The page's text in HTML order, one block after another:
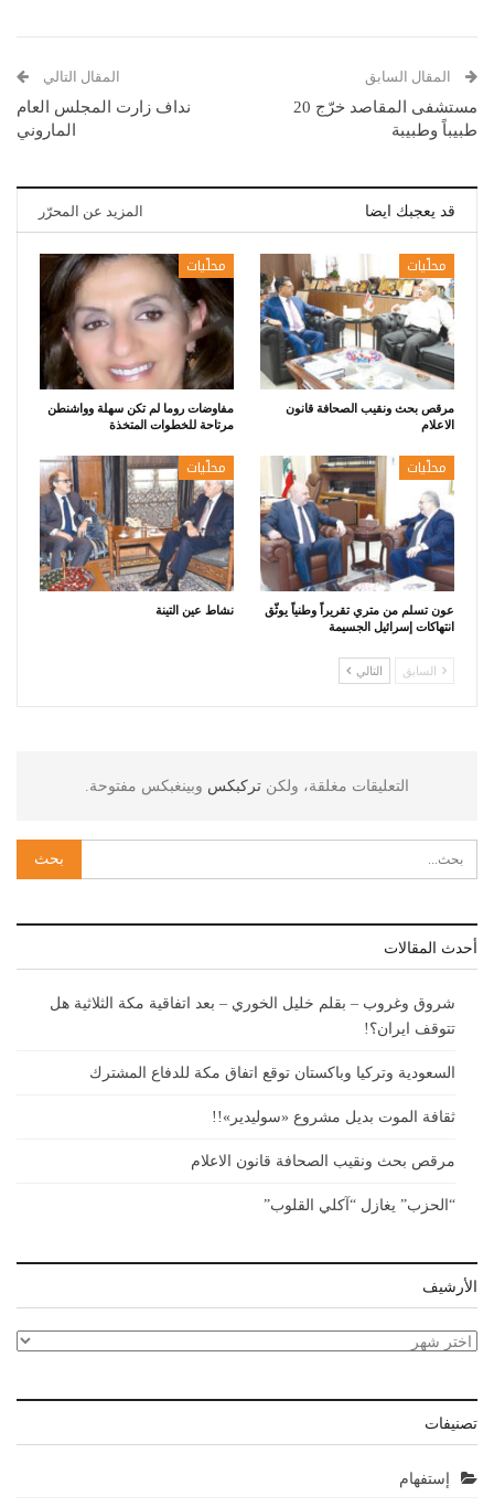
المقال السابق
مستشفى المقاصد خرّج 20
طبيباً وطبيبة
المقال التالي
نداف زارت المجلس العام
الماروني
قد يعجبك ايضا المزيد عن المحرّر
محلّيات
مرقص بحث ونقيب الصحافة قانون
الاعلام
محلّيات
مفاوضات روما لم تكن سهلة وواشنطن
مرتاحة للخطوات المتخذة
محلّيات
عون تسلم من متري تقريراً وطنياً يوثّق
انتهاكات إسرائيل الجسيمة
محلّيات
نشاط عين التينة
السابق التالي
التعليقات مغلقة، ولكن تركبكس وبينغبكس مفتوحة.
أحدث المقالات
شروق وغروب – بقلم خليل الخوري – بعد اتفاقية مكة الثلاثية هل
تتوقف ايران؟!
السعودية وتركيا وباكستان توقع اتفاق مكة للدفاع المشترك
ثقافة الموت بديل مشروع «سوليدير»!!
مرقص بحث ونقيب الصحافة قانون الاعلام
“الحزب” يغازل “آكلي القلوب”
الأرشيف
الأرشيف
تصنيفات
إستفهام